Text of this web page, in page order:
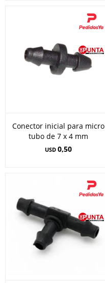
Conector inicial para micro
tubo de 7 x 4 mm
USD 0,50